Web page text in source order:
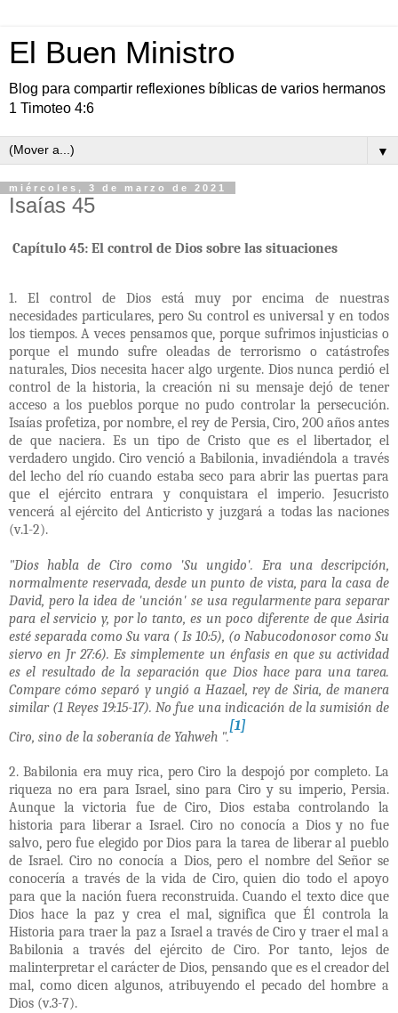
El Buen Ministro
Blog para compartir reflexiones bíblicas de varios hermanos
1 Timoteo 4:6
▼
miércoles, 3 de marzo de 2021
Isaías 45
Capítulo 45: El control de Dios sobre las situaciones
1. El control de Dios está muy por encima de nuestras
necesidades particulares, pero Su control es universal y en todos
los tiempos. A veces pensamos que, porque sufrimos injusticias o
porque el mundo sufre oleadas de terrorismo o catástrofes
naturales, Dios necesita hacer algo urgente. Dios nunca perdió el
control de la historia, la creación ni su mensaje dejó de tener
acceso a los pueblos porque no pudo controlar la persecución.
Isaías profetiza, por nombre, el rey de Persia, Ciro, 200 años antes
de que naciera. Es un tipo de Cristo que es el libertador, el
verdadero ungido. Ciro venció a Babilonia, invadiéndola a través
del lecho del río cuando estaba seco para abrir las puertas para
que el ejército entrara y conquistara el imperio. Jesucristo
vencerá al ejército del Anticristo y juzgará a todas las naciones
(v.1-2).
"Dios habla de Ciro como 'Su ungido'. Era una descripción,
normalmente reservada, desde un punto de vista, para la casa de
David, pero la idea de 'unción' se usa regularmente para separar
para el servicio y, por lo tanto, es un poco diferente de que Asiria
esté separada como Su vara ( Is 10:5), (o Nabucodonosor como Su
siervo en Jr 27:6). Es simplemente un énfasis en que su actividad
es el resultado de la separación que Dios hace para una tarea.
Compare cómo separó y ungió a Hazael, rey de Siria, de manera
similar (1 Reyes 19:15-17). No fue una indicación de la sumisión de
Ciro, sino de la soberanía de Yahweh ".
[1]
2. Babilonia era muy rica, pero Ciro la despojó por completo. La
riqueza no era para Israel, sino para Ciro y su imperio, Persia.
Aunque la victoria fue de Ciro, Dios estaba controlando la
historia para liberar a Israel. Ciro no conocía a Dios y no fue
salvo, pero fue elegido por Dios para la tarea de liberar al pueblo
de Israel. Ciro no conocía a Dios, pero el nombre del Señor se
conocería a través de la vida de Ciro, quien dio todo el apoyo
para que la nación fuera reconstruida. Cuando el texto dice que
Dios hace la paz y crea el mal, significa que Él controla la
Historia para traer la paz a Israel a través de Ciro y traer el mal a
Babilonia a través del ejército de Ciro. Por tanto, lejos de
malinterpretar el carácter de Dios, pensando que es el creador del
mal, como dicen algunos, atribuyendo el pecado del hombre a
Dios (v.3-7).